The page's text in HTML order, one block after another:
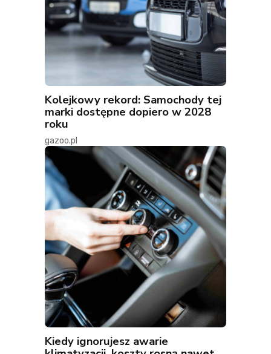
Kolejkowy rekord: Samochody tej
marki dostępne dopiero w 2028
roku
gazoo.pl
Kiedy ignorujesz awarie